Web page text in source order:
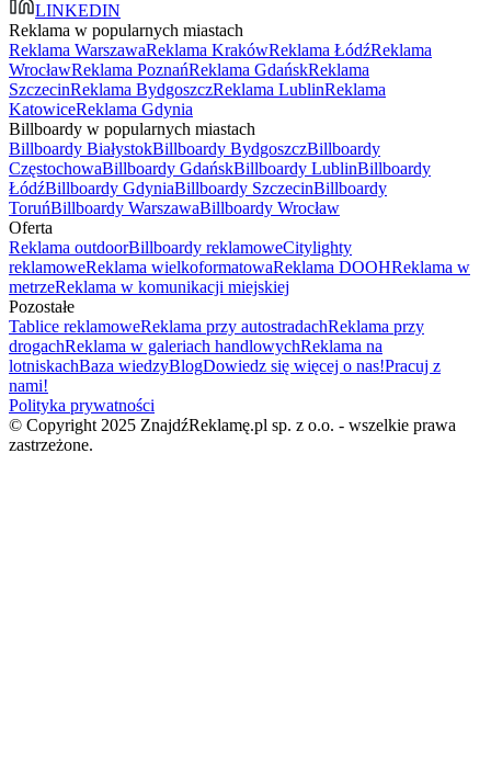
LINKEDIN
Reklama w popularnych miastach
Reklama WarszawaReklama KrakówReklama ŁódźReklama
WrocławReklama PoznańReklama GdańskReklama
SzczecinReklama BydgoszczReklama LublinReklama
KatowiceReklama Gdynia
Billboardy w popularnych miastach
Billboardy BiałystokBillboardy BydgoszczBillboardy
CzęstochowaBillboardy GdańskBillboardy LublinBillboardy
ŁódźBillboardy GdyniaBillboardy SzczecinBillboardy
ToruńBillboardy WarszawaBillboardy Wrocław
Oferta
Reklama outdoorBillboardy reklamoweCitylighty
reklamoweReklama wielkoformatowaReklama DOOHReklama w
metrzeReklama w komunikacji miejskiej
Pozostałe
Tablice reklamoweReklama przy autostradachReklama przy
drogachReklama w galeriach handlowychReklama na
lotniskachBaza wiedzyBlogDowiedz się więcej o nas!Pracuj z
nami!
Polityka prywatności
© Copyright 2025 ZnajdźReklamę.pl sp. z o.o. - wszelkie prawa
zastrzeżone.